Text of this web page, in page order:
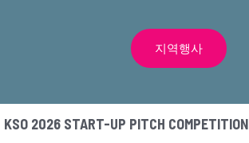
지역행사
KSO 2026 START-UP PITCH COMPETITION